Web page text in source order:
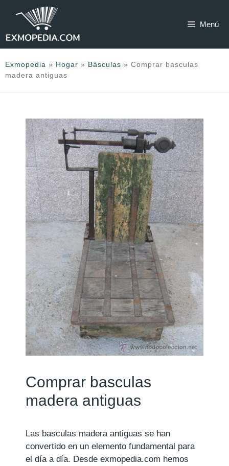
Menú
Exmopedia » Hogar » Básculas » Comprar basculas
madera antiguas
Comprar basculas
madera antiguas
Las basculas madera antiguas se han
convertido en un elemento fundamental para
el día a día. Desde exmopedia.com hemos